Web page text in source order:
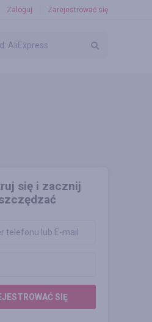
Zaloguj Zarejestrować się
się i zacznij
SIĘ